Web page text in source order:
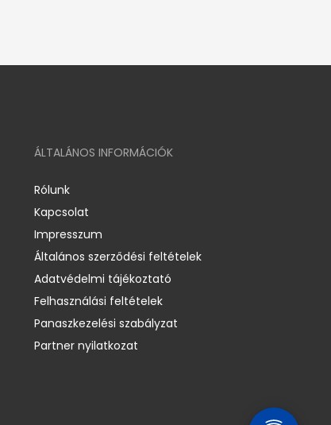
ÁLTALÁNOS INFORMÁCIÓK
Rólunk
Kapcsolat
Impresszum
Általános szerződési feltételek
Adatvédelmi tájékoztató
Felhasználási feltételek
Panaszkezelési szabályzat
Partner nyilatkozat